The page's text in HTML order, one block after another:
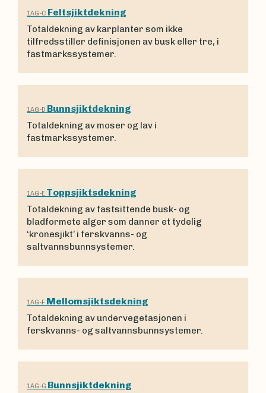
1AG-C Feltsjiktdekning
Totaldekning av karplanter som ikke
tilfredsstiller definisjonen av busk eller tre, i
fastmarkssystemer.
1AG-D Bunnsjiktdekning
Totaldekning av moser og lav i
fastmarkssystemer.
1AG-E Toppsjiktsdekning
Totaldekning av fastsittende busk- og
bladformete alger som danner et tydelig
‘kronesjikt’ i ferskvanns- og
saltvannsbunnsystemer.
1AG-F Mellomsjiktsdekning
Totaldekning av undervegetasjonen i
ferskvanns- og saltvannsbunnsystemer.
1AG-G Bunnsjiktdekning